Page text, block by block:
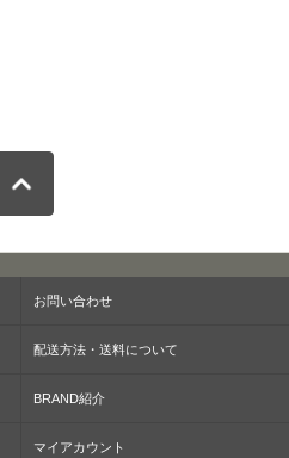
お問い合わせ
配送方法・送料について
BRAND紹介
マイアカウント